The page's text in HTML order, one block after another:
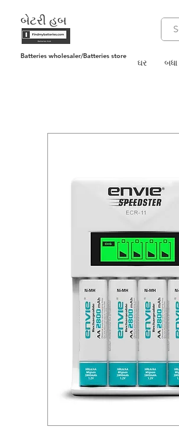
બેટરી હબ
ઘર બધા
Batteries wholesaler/Batteries store